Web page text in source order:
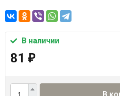
В наличии
81 ₽
В